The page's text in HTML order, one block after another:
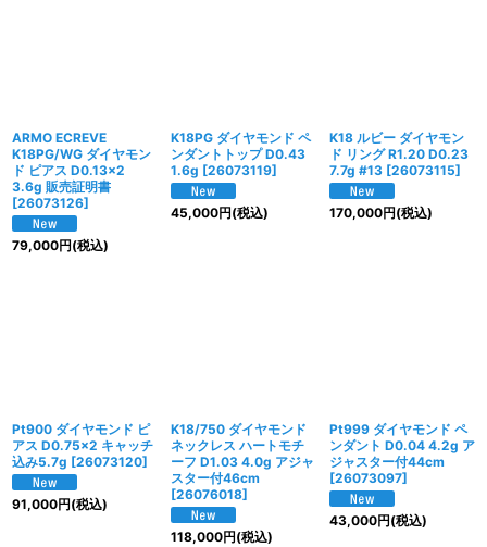
ARMO ECREVE
K18PG/WG ダイヤモン
ド ピアス D0.13×2
3.6g 販売証明書
[26073126]
79,000円(税込)
K18PG ダイヤモンド ペ
ンダントトップ D0.43
1.6g [26073119]
45,000円(税込)
K18 ルビー ダイヤモン
ド リング R1.20 D0.23
7.7g #13 [26073115]
170,000円(税込)
Pt900 ダイヤモンド ピ
アス D0.75×2 キャッチ
込み5.7g [26073120]
91,000円(税込)
K18/750 ダイヤモンド
ネックレス ハートモチ
ーフ D1.03 4.0g アジャ
スター付46cm
[26076018]
118,000円(税込)
Pt999 ダイヤモンド ペ
ンダント D0.04 4.2g ア
ジャスター付44cm
[26073097]
43,000円(税込)